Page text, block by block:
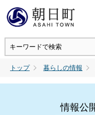
トップ 暮らしの情報
情報公